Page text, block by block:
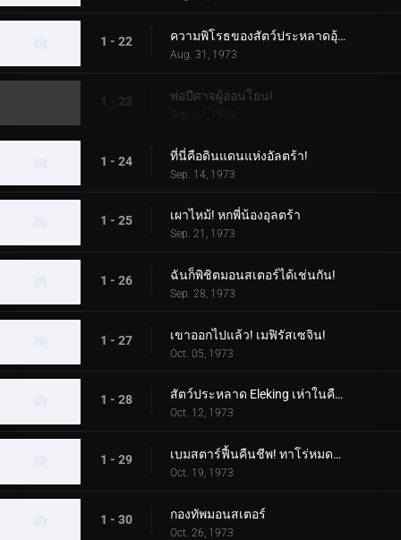
1 - 22 ความพิโรธของสัตว์ประหลาดอุ้มเด็ก!
Aug. 31, 1973
1 - 23 พ่อปีศาจผู้อ่อนโยน!
Sep. 07, 1973
1 - 24 ที่นี่คือดินแดนแห่งอัลตร้า!
Sep. 14, 1973
1 - 25 เผาไหม้! หกพี่น้องอุลตร้า
Sep. 21, 1973
1 - 26 ฉันก็พิชิตมอนสเตอร์ได้เช่นกัน!
Sep. 28, 1973
1 - 27 เขาออกไปแล้ว! เมฟิรัสเซจิน!
Oct. 05, 1973
1 - 28 สัตว์ประหลาด Eleking เห่าในคืนพระจันทร์เต็มดวง!
Oct. 12, 1973
1 - 29 เบมสตาร์ฟื้นคืนชีพ! ทาโร่หมดอายุแน่นอน!
Oct. 19, 1973
1 - 30 กองทัพมอนสเตอร์
Oct. 26, 1973